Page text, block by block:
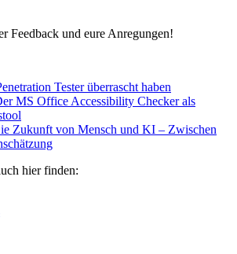
Feedback und eure Anregungen!
Tester überrascht haben
MS Office Accessibility Checker als
Zukunft von Mensch und KI – Zwischen
hier finden: